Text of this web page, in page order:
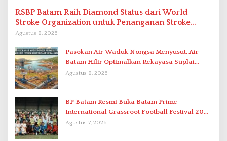
RSBP Batam Raih Diamond Status dari World
Stroke Organization untuk Penanganan Stroke
Berstandar Internasional
Agustus 8, 2026
Pasokan Air Waduk Nongsa Menyusut, Air
Batam Hilir Optimalkan Rekayasa Suplai
Antar-IPAM
Agustus 8, 2026
BP Batam Resmi Buka Batam Prime
International Grassroot Football Festival 2026
di Stadion Temenggung Abdul Jamal
Agustus 7, 2026